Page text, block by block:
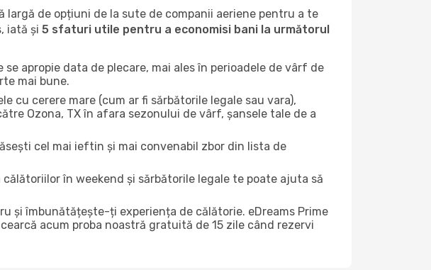
de opțiuni de la sute de companii aeriene pentru a te
iată și 5 sfaturi utile pentru a economisi bani la următorul
apropie data de plecare, mai ales în perioadele de vârf de
mai bune.
cu cerere mare (cum ar fi sărbătorile legale sau vara),
Ozona, TX în afara sezonului de vârf, șansele tale de a
cel mai ieftin și mai convenabil zbor din lista de
în weekend și sărbătorile legale te poate ajuta să
și îmbunătățește-ți experiența de călătorie. eDreams Prime
acum proba noastră gratuită de 15 zile când rezervi